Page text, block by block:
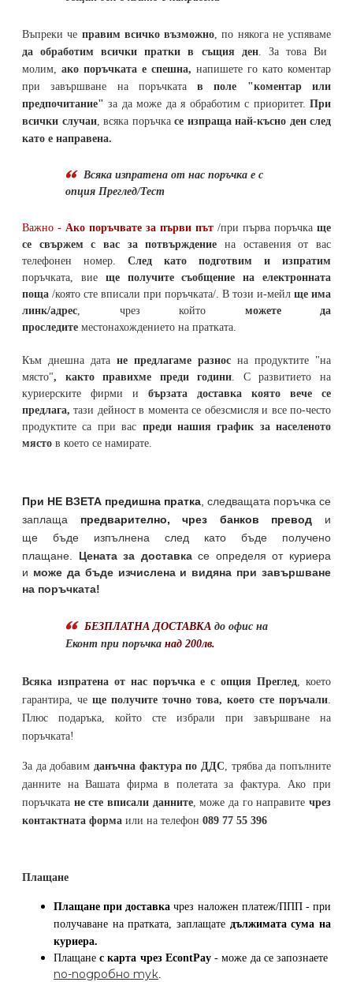
Въпреки че правим всичко възможно , по някога не успяваме
да обработим всички пратки в същия ден. За това Ви
молим, ако поръчката е спешна, напишете го като коментар
при завършване на поръчкатав поле "коментар или
предпочитание" за да може да я обработим с приоритет. При
всички случаи, всяка поръчка се изпраща най-късно ден след
като е направена.
Всяка изпратена от нас поръчка е с
опция Преглед/Тест
Важно - Ако поръчвате за първи път /при първа поръчка ще
се свържем с вас за потвърждение на оставения от вас
телефонен номер
След като подготвим и изпратим
поръчката, вие ще получите съобщение на електронната
поща /която сте вписали при поръчката/. В този и-мейл ще има
линк/адрес , чрез който можете да
проследите местонахождението на пратката
Към днешна дата не предлагаме разнос на продуктите "на
място", както правихме преди години . С развитието на
куриерските фирми и бързата доставка която вече се
предлага, тази дейност в момента се обезсмисля и все по-често
продуктите са при вас преди нашия график за населеното
място в което се намирате.
При НЕ ВЗЕТА предишна пратка следващата поръчка се
заплаща предварително, чрез банков превод и
ще бъде изпълнена след като бъде получено
плащане. Цената за доставкасе определя от куриера
и може да бъде изчислена и видяна при завършване
на поръчката!
БЕЗПЛАТНА ДОСТАВКА до офис на
Еконт при поръчка над 200лв.
Всяка изпратена от нас поръчка е с опция Преглед , което
гарантира, че ще получите точно това, което сте поръчали
Плюс подаръка, който сте избрали при завършване на
поръчката!
За да добавим данъчна фактура по ДДС , трябва да попълните
данните на Вашата фирма в полетата за фактура. Ако при
поръчката не сте вписали данните, може да го направитечрез
контактната форма или на телефон 089 77 55 396
Плащане
Плащане при доставка чрез наложен платеж/ППП - при
получаване на пратката, заплащате дължимата сума на
куриера.
Плащанес карта чрез EcontPay- може да се запознаете
по-подробно тук